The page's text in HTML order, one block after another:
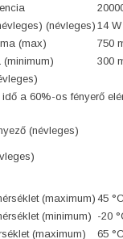
(névleges) 14 W
(max)
750
300
a 60%-os fényerő
(névleges)
(maximum) 45 °C
(minimum) -20
(maximum)
65 °C